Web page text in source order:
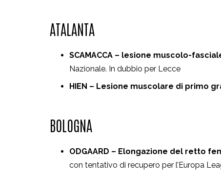
ATALANTA
SCAMACCA – lesione muscolo-
Nazionale. In dubbio per Lecce
HIEN – Lesione muscolare di primo
BOLOGNA
ODGAARD – Elongazione del retto
con tentativo di recupero per l’Europa